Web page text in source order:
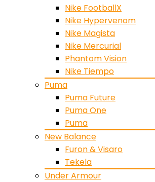
Nike FootballX
Nike Hypervenom
Nike Magista
Nike Mercurial
Phantom Vision
Nike Tiempo
Puma
Puma Future
Puma One
Puma
New Balance
Furon & Visaro
Tekela
Under Armour